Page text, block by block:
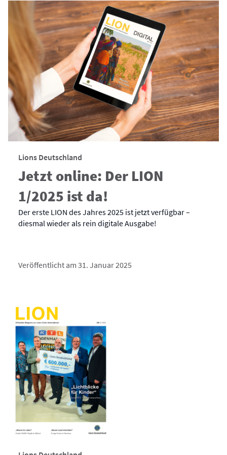
Lions Deutschland
Jetzt online: Der LION
1/2025 ist da!
Der erste LION des Jahres 2025 ist jetzt verfügbar –
diesmal wieder als rein digitale Ausgabe!
Veröffentlicht am 31. Januar 2025